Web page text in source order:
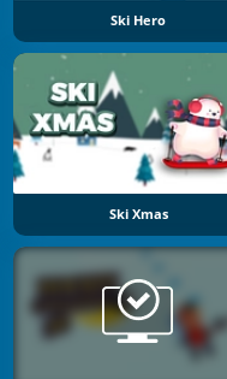
Ski Hero
Ski Xmas